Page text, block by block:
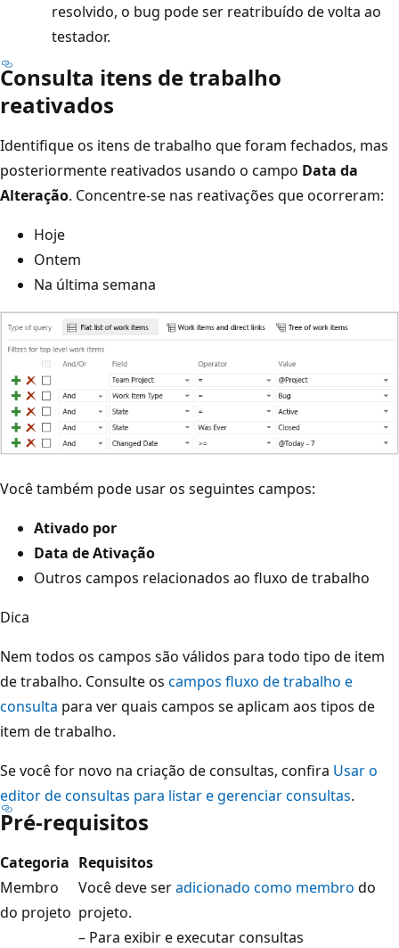
resolvido, o bug pode ser reatribuído de volta ao
testador.
Consulta itens de trabalho
reativados
Identifique os itens de trabalho que foram fechados, mas
posteriormente reativados usando o campo Data da
Alteração. Concentre-se nas reativações que ocorreram:
Hoje
Ontem
Na última semana
Você também pode usar os seguintes campos:
Ativado por
Data de Ativação
Outros campos relacionados ao fluxo de trabalho
Dica
Nem todos os campos são válidos para todo tipo de item
de trabalho. Consulte os campos fluxo de trabalho e
consulta para ver quais campos se aplicam aos tipos de
item de trabalho.
Se você for novo na criação de consultas, confira Usar o
editor de consultas para listar e gerenciar consultas.
Pré-requisitos
Categoria Requisitos
Membro
do projeto
Você deve seradicionado como membro do
projeto.
– Para exibir e executar consultas